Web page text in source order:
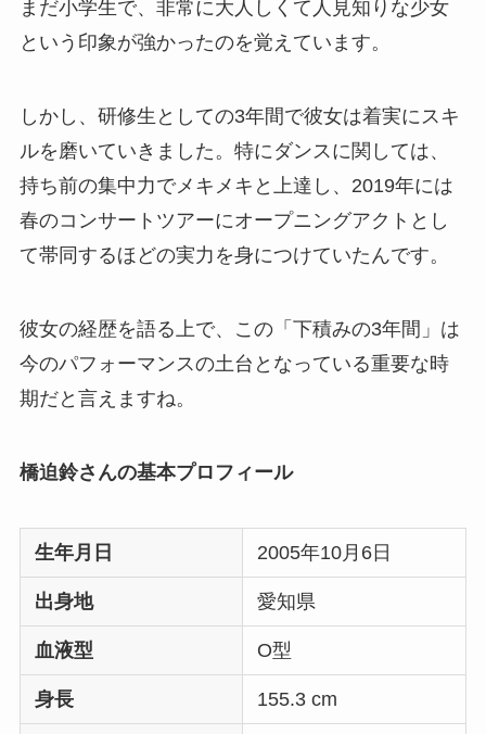
まだ小学生で、非常に大人しくて人見知りな少女
という印象が強かったのを覚えています。
しかし、研修生としての3年間で彼女は着実にスキ
ルを磨いていきました。特にダンスに関しては、
持ち前の集中力でメキメキと上達し、2019年には
春のコンサートツアーにオープニングアクトとし
て帯同するほどの実力を身につけていたんです。
彼女の経歴を語る上で、この「下積みの3年間」は
今のパフォーマンスの土台となっている重要な時
期だと言えますね。
橋迫鈴さんの基本プロフィール
生年月日 2005年10月6日
出身地 愛知県
血液型 O型
身長 155.3 cm